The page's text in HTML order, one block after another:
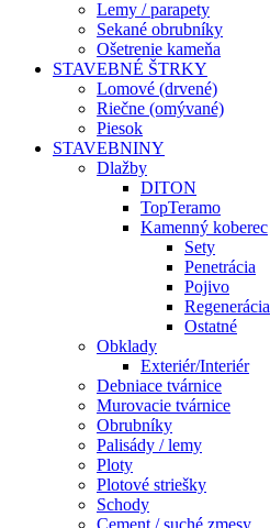
Lemy / parapety
Sekané obrubníky
Ošetrenie kameňa
STAVEBNÉ ŠTRKY
Lomové (drvené)
Riečne (omývané)
Piesok
STAVEBNINY
Dlažby
DITON
TopTeramo
Kamenný koberec
Sety
Penetrácia
Pojivo
Regenerácia
Ostatné
Obklady
Exteriér/Interiér
Debniace tvárnice
Murovacie tvárnice
Obrubníky
Palisády / lemy
Ploty
Plotové striešky
Schody
Cement / suché zmesy